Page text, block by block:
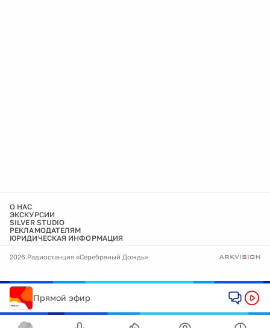
О НАС
ЭКСКУРСИИ
SILVER STUDIO
РЕКЛАМОДАТЕЛЯМ
ЮРИДИЧЕСКАЯ ИНФОРМАЦИЯ
2026 Радиостанция «Серебряный Дождь»
Прямой эфир